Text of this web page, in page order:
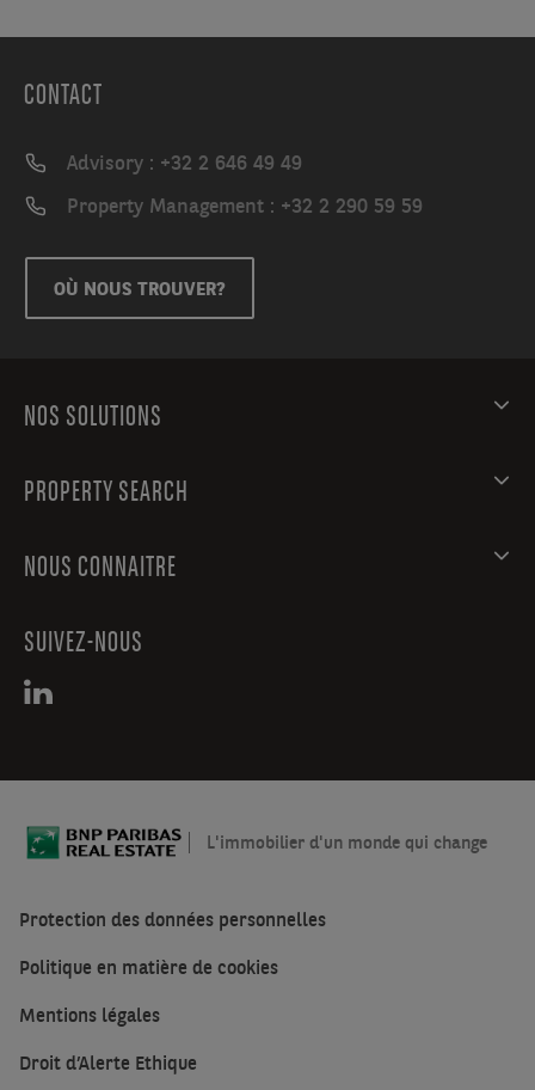
CONTACT
Advisory : +32 2 646 49 49
Property Management : +32 2 290 59 59
OÙ NOUS TROUVER?
NOS SOLUTIONS
PROPERTY SEARCH
NOUS CONNAITRE
SUIVEZ-NOUS
L'immobilier d'un monde qui change
Protection des données personnelles
Politique en matière de cookies
Mentions légales
Droit d’Alerte Ethique